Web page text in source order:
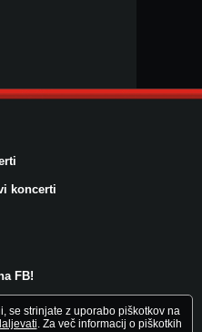
koncerti
FB!
se strinjate z uporabo piškotkov na
. Za več informacij o piškotkih